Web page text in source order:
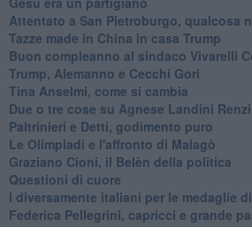
Attentato a San Pietroburgo, qualcosa
Tazze made in China in casa Trump
Buon compleanno al sindaco Vivarelli
Trump, Alemanno e Cecchi Gori
Tina Anselmi, come si cambia
Due o tre cose su Agnese Landini Renzi
Paltrinieri e Detti, godimento puro
Le Olimpiadi e l'affronto di Malagò
Graziano Cioni, il Belèn della politica
Questioni di cuore
I diversamente italiani per le medaglie
Federica Pellegrini, capricci e grande